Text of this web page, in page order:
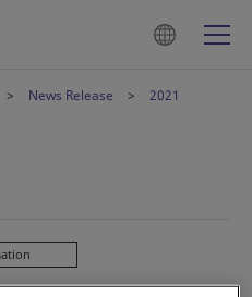
News Release 2021